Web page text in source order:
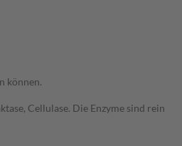
können.
Cellulase. Die Enzyme sind rein